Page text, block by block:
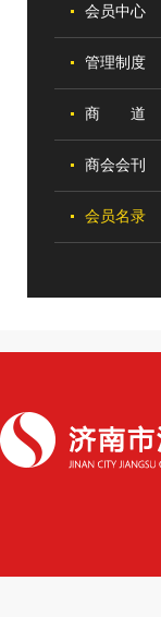
会员中心
管理制度
商 道
商会会刊
会员名录